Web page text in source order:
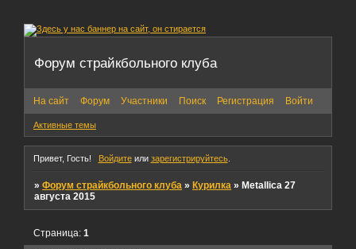
Форум страйкбольного клуба
На сайт Форум Участники Поиск Регистрация Войти
Активные темы
Привет, Гость! Войдитеили зарегистрируйтесь.
»Форум страйкбольного клуба »Курилка »Metallica 27
августа 2015
Страница:1